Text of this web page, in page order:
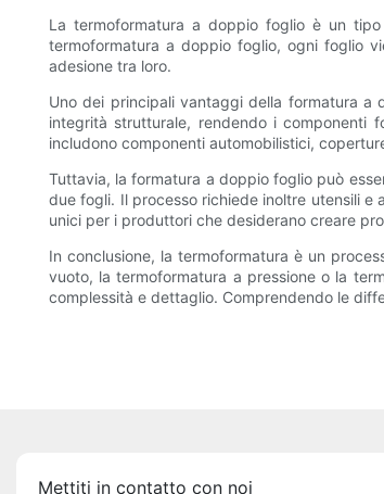
La termoformatura a doppio foglio è un
termoformatura a doppio foglio, ogni foglio
adesione tra loro.
Uno dei principali vantaggi della formatura
integrità strutturale, rendendo i componenti
includono componenti automobilistici,
Tuttavia, la formatura a doppio foglio può
due fogli. Il processo richiede inoltre utensili
unici per i produttori che desiderano creare
In conclusione, la termoformatura è un
vuoto, la termoformatura a pressione o la
complessità e dettaglio. Comprendendo le
Mettiti in contatto con noi